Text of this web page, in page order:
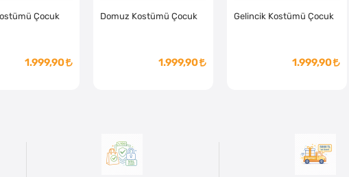
Çocuk
1.999,90
Domuz Kostümü Çocuk
1.999,90
Gelincik Kostümü Çocuk
1.999,90